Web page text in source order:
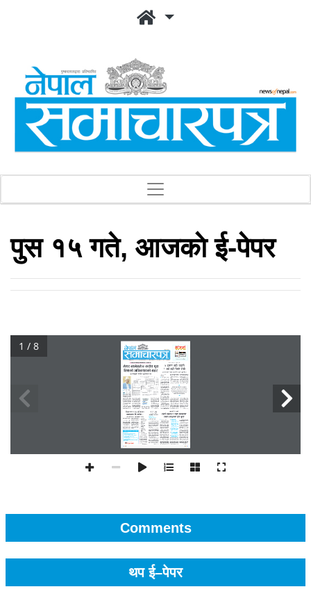
पुस १५ गते, आजकाे ई-पेपर
1 / 8
Comments
थप ई–पेपर